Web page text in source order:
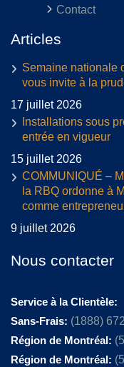
Contact
Articles
Semaine nationale
vous invite à la
17 juillet 2026
Installations sous
entrée en vigueur
15 juillet 2026
COMMUNIQUÉ –
la RBQ ordonne à
comme
9 juillet 2026
Nous contacter
Service à la Clientèle:
Sans-Frais: (1888)
Région de Montréal:
Région de Montréal: